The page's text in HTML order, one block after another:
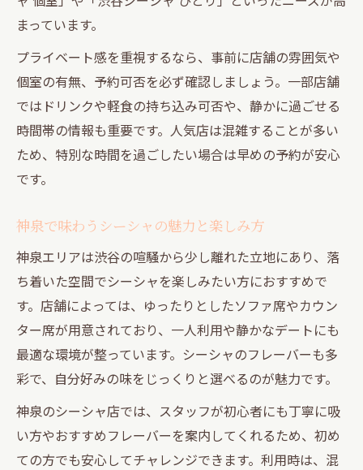
まっています。
プライベート感を重視するなら、事前に店舗の雰囲気や
個室の有無、予約可否を必ず確認しましょう。一部店舗
ではドリンクや軽食の持ち込み可否や、静かに過ごせる
時間帯の情報も重要です。人気店は混雑することが多い
ため、特別な時間を過ごしたい場合は早めの予約が安心
です。
神泉で味わうシーシャの魅力と楽しみ方
神泉エリアは渋谷の喧騒から少し離れた立地にあり、落
ち着いた空間でシーシャを楽しみたい方におすすめで
す。店舗によっては、ゆったりとしたソファ席やカウン
ター席が用意されており、一人利用や静かなデートにも
最適な環境が整っています。シーシャのフレーバーも多
彩で、自分好みの味をじっくりと選べるのが魅力です。
神泉のシーシャ店では、スタッフが初心者にも丁寧に吸
い方やおすすめフレーバーを案内してくれるため、初め
ての方でも安心してチャレンジできます。利用時は、混